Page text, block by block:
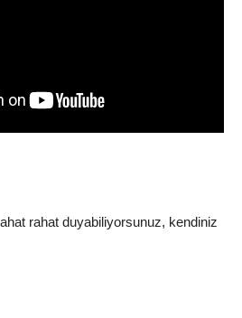
rahat duyabiliyorsunuz, kendiniz